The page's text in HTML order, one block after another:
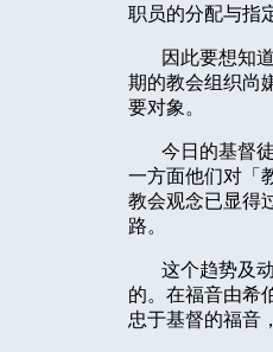
职员的分配与指
因此要想知
期的教会组织尚
要对象。
今日的基督
一方面他们对「
教会观念已显得
路。
这个趋势及
的。在福音由希
忠于基督的福音